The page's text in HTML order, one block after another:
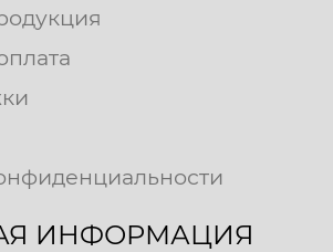
ИНФОРМАЦИЯ